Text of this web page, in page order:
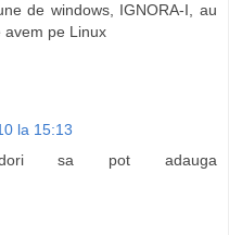
de windows, IGNORA-I, au
avem pe Linux
la 15:13
dori sa pot adauga